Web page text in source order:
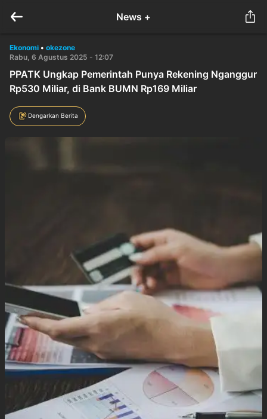
News +
Ekonomi • okezone
Rabu, 6 Agustus 2025 - 12:07
PPATK Ungkap Pemerintah Punya Rekening Nganggur
Rp530 Miliar, di Bank BUMN Rp169 Miliar
Dengarkan Berita